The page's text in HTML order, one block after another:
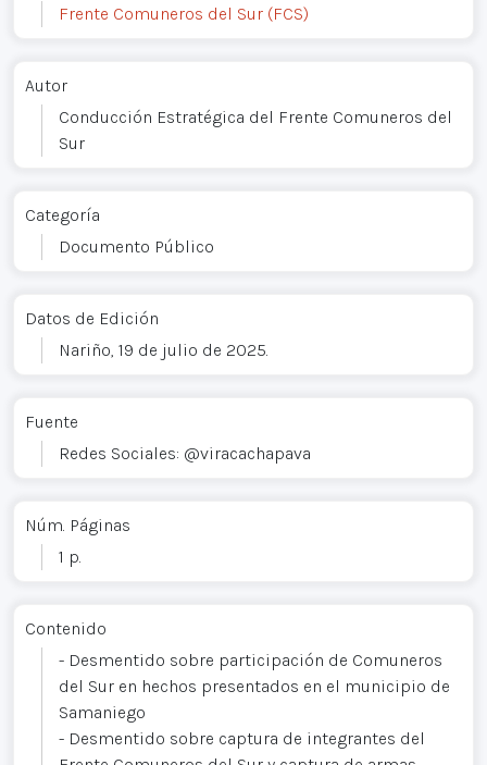
Frente Comuneros del Sur (FCS)
Autor
Conducción Estratégica del Frente Comuneros del
Sur
Categoría
Documento Público
Datos de Edición
Nariño, 19 de julio de 2025.
Fuente
Redes Sociales: @viracachapava
Núm. Páginas
1 p.
Contenido
- Desmentido sobre participación de Comuneros
del Sur en hechos presentados en el municipio de
Samaniego
- Desmentido sobre captura de integrantes del